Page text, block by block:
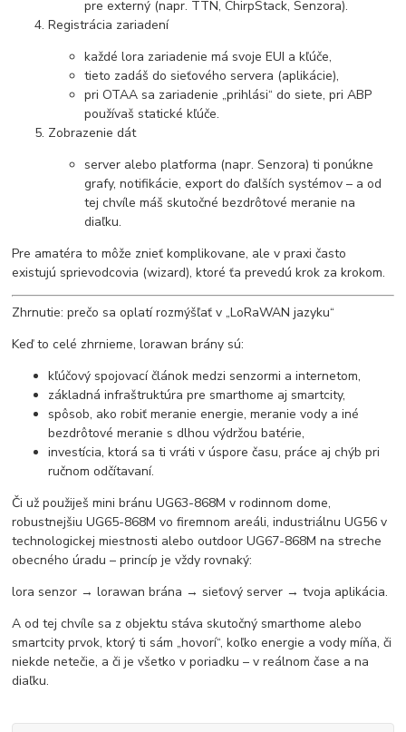
pre externý (napr. TTN, ChirpStack, Senzora).
Registrácia zariadení
každé lora zariadenie má svoje EUI a kľúče,
tieto zadáš do sieťového servera (aplikácie),
pri OTAA sa zariadenie „prihlási“ do siete, pri ABP
používaš statické kľúče.
Zobrazenie dát
server alebo platforma (napr. Senzora) ti ponúkne
grafy, notifikácie, export do ďalších systémov – a od
tej chvíle máš skutočné bezdrôtové meranie na
diaľku.
Pre amatéra to môže znieť komplikovane, ale v praxi často
existujú sprievodcovia (wizard), ktoré ťa prevedú krok za krokom.
Zhrnutie: prečo sa oplatí rozmýšľať v „LoRaWAN jazyku“
Keď to celé zhrnieme, lorawan brány sú:
kľúčový spojovací článok medzi senzormi a internetom,
základná infraštruktúra pre smarthome aj smartcity,
spôsob, ako robiť meranie energie, meranie vody a iné
bezdrôtové meranie s dlhou výdržou batérie,
investícia, ktorá sa ti vráti v úspore času, práce aj chýb pri
ručnom odčítavaní.
Či už použiješ mini bránu UG63-868M v rodinnom dome,
robustnejšiu UG65-868M vo firemnom areáli, industriálnu UG56 v
technologickej miestnosti alebo outdoor UG67-868M na streche
obecného úradu – princíp je vždy rovnaký:
lora senzor → lorawan brána → sieťový server → tvoja aplikácia.
A od tej chvíle sa z objektu stáva skutočný smarthome alebo
smartcity prvok, ktorý ti sám „hovorí“, koľko energie a vody míňa, či
niekde netečie, a či je všetko v poriadku – v reálnom čase a na
diaľku.